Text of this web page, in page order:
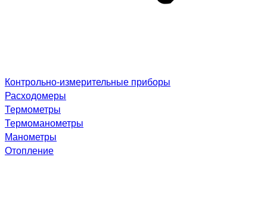
Контрольно-измерительные приборы
Расходомеры
Термометры
Термоманометры
Манометры
Отопление